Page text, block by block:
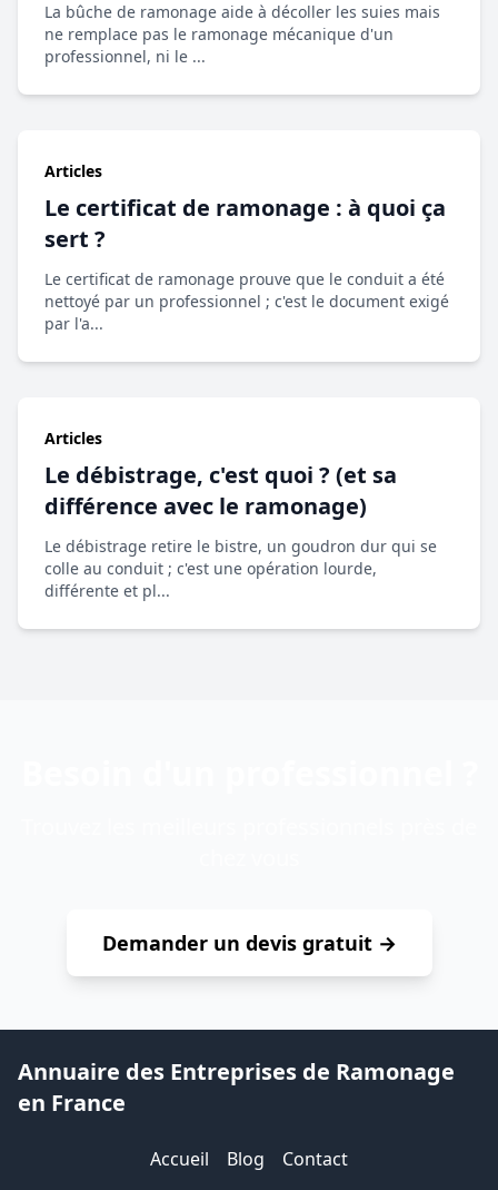
La bûche de ramonage aide à décoller les suies mais
ne remplace pas le ramonage mécanique d'un
professionnel, ni le ...
Articles
Le certificat de ramonage : à quoi ça
sert ?
Le certificat de ramonage prouve que le conduit a été
nettoyé par un professionnel ; c'est le document exigé
par l'a...
Articles
Le débistrage, c'est quoi ? (et sa
différence avec le ramonage)
Le débistrage retire le bistre, un goudron dur qui se
colle au conduit ; c'est une opération lourde,
différente et pl...
Demander un devis gratuit →
Annuaire des Entreprises de Ramonage
en France
Accueil Blog Contact